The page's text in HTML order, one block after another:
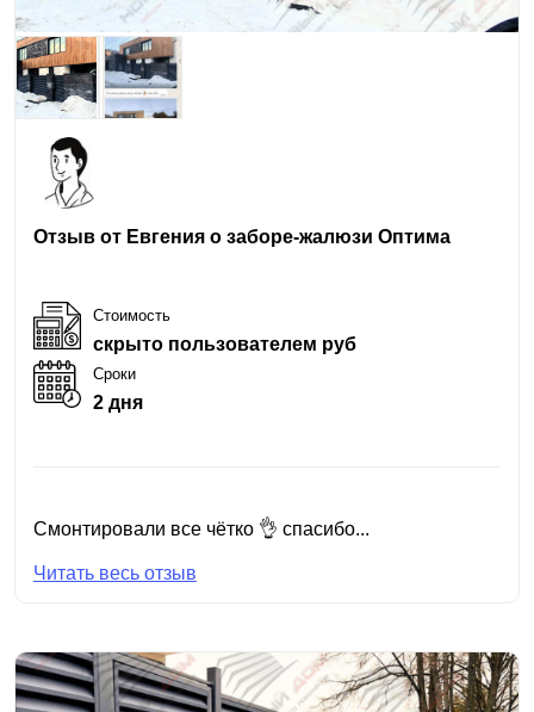
Отзыв от Евгения о заборе-жалюзи Оптима
Стоимость
скрыто пользователем руб
Сроки
2 дня
Смонтировали все чётко 👌 спасибо...
Читать весь отзыв